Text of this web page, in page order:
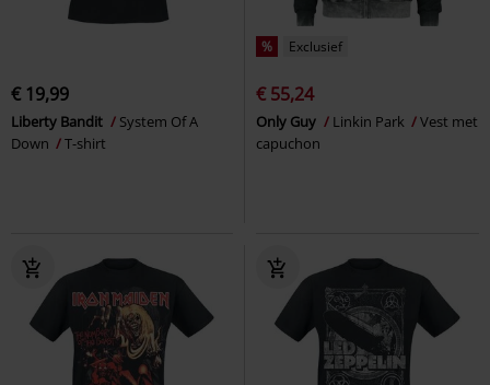
€ 19,99
Liberty Bandit
System Of A
Down
T-shirt
% Exclusief
€ 55,24
Only Guy Linkin Park
Vest met
capuchon